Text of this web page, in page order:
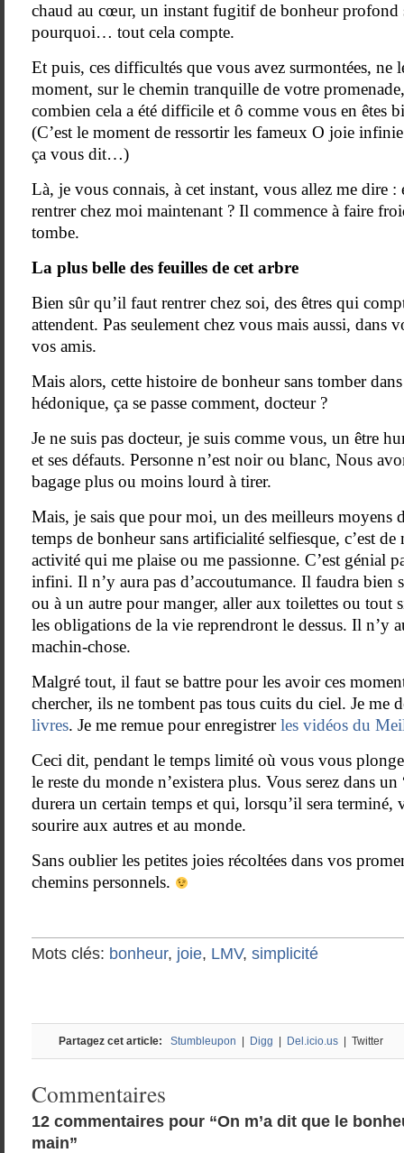
chaud au cœur, un instant fugitif de bonheur profond
pourquoi… tout cela compte.
Et puis, ces difficultés que vous avez surmontées, ne
moment, sur le chemin tranquille de votre
combien cela a été difficile et ô comme vous en êtes
(C’est le moment de ressortir les fameux O joie
ça vous dit…)
Là, je vous connais, à cet instant, vous allez me dire :
rentrer chez moi maintenant ? Il commence à faire
tombe.
La plus belle des feuilles de cet arbre
Bien sûr qu’il faut rentrer chez soi, des êtres qui
attendent. Pas seulement chez vous mais aussi, dans
vos amis.
Mais alors, cette histoire de bonheur sans tomber
hédonique, ça se passe comment, docteur ?
Je ne suis pas docteur, je suis comme vous, un être
et ses défauts. Personne n’est noir ou blanc, Nous
bagage plus ou moins lourd à tirer.
Mais, je sais que pour moi, un des meilleurs moyens
temps de bonheur sans artificialité selfiesque, c’est de
activité qui me plaise ou me passionne. C’est génial
infini. Il n’y aura pas d’accoutumance. Il faudra bien
ou à un autre pour manger, aller aux toilettes ou tout
les obligations de la vie reprendront le dessus. Il n’y
machin-chose.
Malgré tout, il faut se battre pour les avoir ces
chercher, ils ne tombent pas tous cuits du ciel. Je me
livres. Je me remue pour enregistrerles vidéos du
Ceci dit, pendant le temps limité où vous vous
le reste du monde n’existera plus. Vous serez dans
durera un certain temps et qui, lorsqu’il sera terminé,
sourire aux autres et au monde.
Sans oublier les petites joies récoltées dans vos
chemins personnels.
Mots clés: bonheur, joie, LMV, simplicité
Partagez cet article: Stumbleupon Digg Del.icio.us | Twitter
Commentaires
12 commentaires pour “On m’a dit que le
main”